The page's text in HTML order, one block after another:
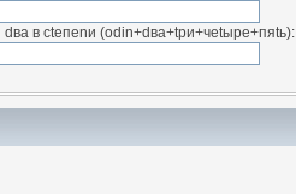
dвa в ctепenи (odin+dвa+tpи+чetыpe+пяtь):